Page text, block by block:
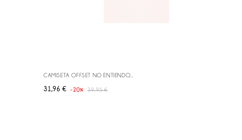
CAMISETA OFFSET NO ENTIENDO...
Precio
31,96 € -20%
Precio
39,95 €